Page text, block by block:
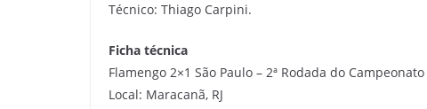
Técnico: Thiago Carpini.
Ficha técnica
Flamengo 2×1 São Paulo – 2ª Rodada do
Local: Maracanã, RJ